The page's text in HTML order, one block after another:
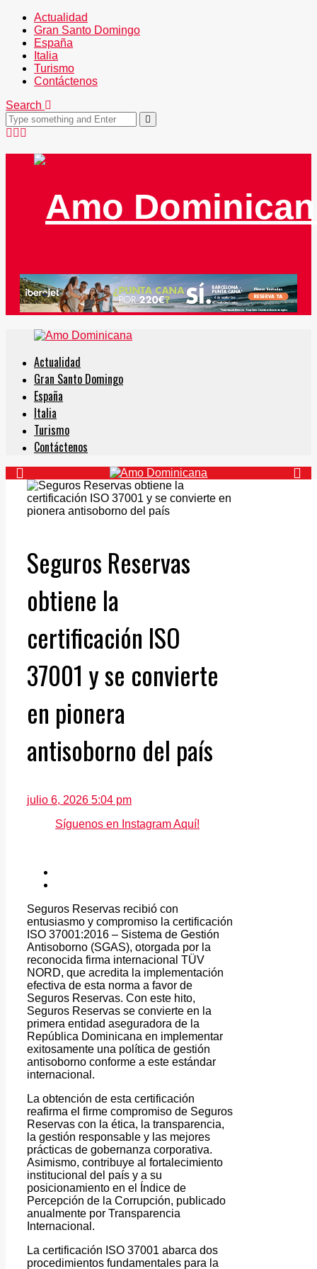
Actualidad
Gran Santo Domingo
España
Italia
Turismo
Contáctenos
Search
Actualidad
Gran Santo Domingo
España
Italia
Turismo
Contáctenos
Seguros Reservas
obtiene la
certificación ISO
37001 y se convierte
en pionera
antisoborno del país
julio 6, 2026 5:04 pm
Síguenos en Instagram Aquí!
Seguros Reservas recibió con
entusiasmo y compromiso la certificación
ISO 37001:2016 – Sistema de Gestión
Antisoborno (SGAS), otorgada por la
reconocida firma internacional TÜV
NORD, que acredita la implementación
efectiva de esta norma a favor de
Seguros Reservas. Con este hito,
Seguros Reservas se convierte en la
primera entidad aseguradora de la
República Dominicana en implementar
exitosamente una política de gestión
antisoborno conforme a este estándar
internacional.
La obtención de esta certificación
reafirma el firme compromiso de Seguros
Reservas con la ética, la transparencia,
la gestión responsable y las mejores
prácticas de gobernanza corporativa.
Asimismo, contribuye al fortalecimiento
institucional del país y a su
posicionamiento en el Índice de
Percepción de la Corrupción, publicado
anualmente por Transparencia
Internacional.
La certificación ISO 37001 abarca dos
procedimientos fundamentales para la